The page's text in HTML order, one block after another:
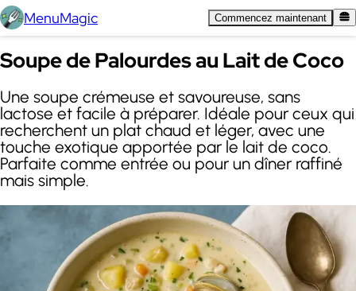
MenuMagic Commencez maintenant
Soupe de Palourdes au Lait de Coco
Une soupe crémeuse et savoureuse, sans
lactose et facile à préparer. Idéale pour ceux qui
recherchent un plat chaud et léger, avec une
touche exotique apportée par le lait de coco.
Parfaite comme entrée ou pour un dîner raffiné
mais simple.